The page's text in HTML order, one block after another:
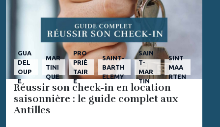
GUA
DEL
OUP
E
MAR
TINI
QUE
PRO
PRIÉ
TAIR
E
SAINT-
BARTH
ELEMY
SAIN
T-
MAR
TIN
SINT
MAA
RTEN
Réussir son check-in en location
saisonnière : le guide complet aux
Antilles